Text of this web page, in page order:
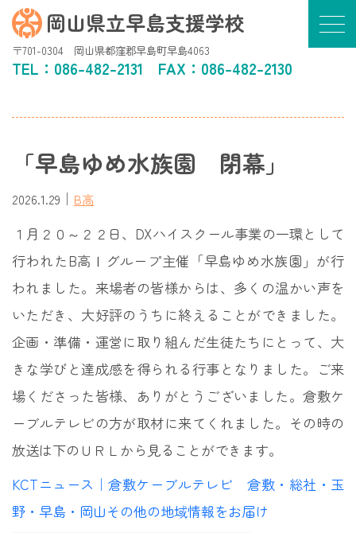
岡山県立早島支援学校
〒701-0304 岡山県都窪郡早島町早島4063
TEL： 086-482-2131 FAX：086-482-2130
「早島ゆめ水族園 閉幕」
2026.1.29 ｜ B高
１月２０～２２日、DXハイスクール事業の一環として
行われたB高Ⅰグループ主催「早島ゆめ水族園」が行
われました。来場者の皆様からは、多くの温かい声を
いただき、大好評のうちに終えることができました。
企画・準備・運営に取り組んだ生徒たちにとって、大
きな学びと達成感を得られる行事となりました。ご来
場くださった皆様、ありがとうございました。倉敷ケ
ーブルテレビの方が取材に来てくれました。その時の
放送は下のＵＲＬから見ることができます。
KCTニュース｜倉敷ケーブルテレビ 倉敷・総社・玉
野・早島・岡山その他の地域情報をお届け